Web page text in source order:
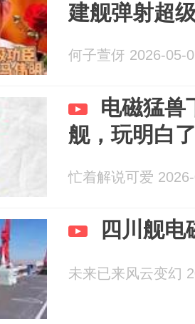
建舰弹射超
何子萱伢 2026-05-
电磁猛兽
舰，玩明白
忙着解说可爱
四川舰电
未来已来风云变幻